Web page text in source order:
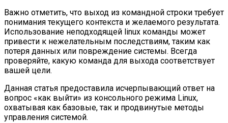
Важно отметить, что выход из командной строки требует
понимания текущего контекста и желаемого результата.
Использование неподходящей linux команды может
привести к нежелательным последствиям, таким как
потеря данных или повреждение системы. Всегда
проверяйте, какую команда для выхода соответствует
вашей цели.
Данная статья предоставила исчерпывающий ответ на
вопрос «как выйти» из консольного режима Linux,
охватывая как базовые, так и продвинутые методы
управления системой.